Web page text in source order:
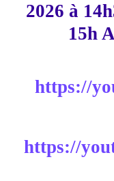
2026 à
15h
https://
https://